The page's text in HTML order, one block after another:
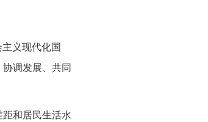
义现代化国
调发展、共同
和居民生活水